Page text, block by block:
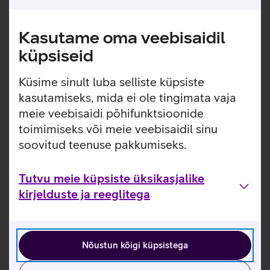
Kasutame oma veebisaidil
küpsiseid
Küsime sinult luba selliste küpsiste
kasutamiseks, mida ei ole tingimata vaja
meie veebisaidi põhifunktsioonide
toimimiseks või meie veebisaidil sinu
soovitud teenuse pakkumiseks.
Tutvu meie küpsiste üksikasjalike
kirjelduste ja reeglitega
Nõustun kõigi küpsistega
Hinnakiri ja tingimused
Tingimused
Lisateenused ja seadistused